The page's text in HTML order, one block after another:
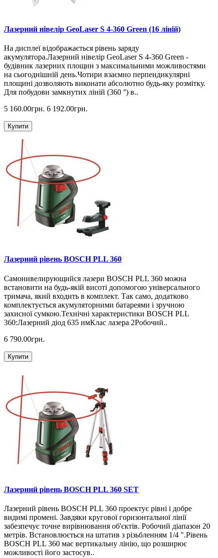
Лазерний нівелір GeoLaser S 4-360 Green (16 ліній)
На дисплеї відображається рівень заряду
акумулятора.Лазерний нівелір GeoLaser S 4-360 Green -
будівник лазерних площин з максимальними можливостями
на сьогоднішній день.Чотири взаємно перпендикулярні
площині дозволяють виконати абсолютно будь-яку розмітку.
Для побудови замкнутих ліній (360 °) в..
5 160.00грн. 6 192.00грн.
Купити
Лазерний рівень BOSCH PLL 360
Самонивелирующийся лазери BOSCH PLL 360 можна
встановити на будь-якій висоті допомогою універсального
тримача, який входить в комплект. Так само, додатково
комплектується акумуляторними батареями і зручною
захисної сумкою.Технічні характеристики BOSCH PLL
360:Лазерний діод 635 нмКлас лазера 2Робочий..
6 790.00грн.
Купити
Лазерний рівень BOSCH PLL 360 SET
Лазерний рівень BOSCH PLL 360 проектує рівні і добре
видимі промені. Завдяки кругової горизонтальної лінії
забезпечує точне вирівнювання об'єктів. Робочий діапазон 20
метрів. Встановлюється на штатив з різьбленням 1/4 ".Рівень
BOSCH PLL 360 має вертикальну лінію, що розширює
можливості його застосув..